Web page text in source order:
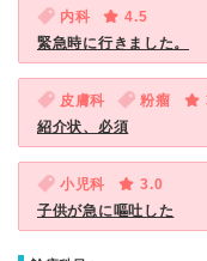
内科
4.5
緊急時に行きました。
皮膚科 粉瘤
紹介状、必須
小児科
3.0
子供が急に嘔吐した